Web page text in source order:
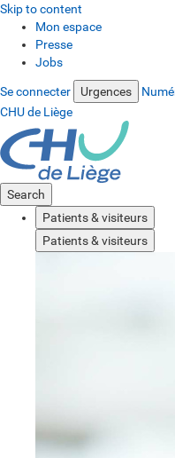
Skip to content
Mon espace
Presse
Jobs
Se connecter Urgences
CHU de Liège
Search
Patients & visiteurs
Patients & visiteurs